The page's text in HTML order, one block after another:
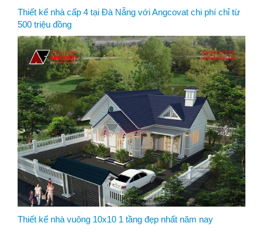
Thiết kế nhà cấp 4 tại Đà Nẵng với Angcovat chi phí chỉ từ
500 triệu đồng
Thiết kế nhà vuông 10x10 1 tầng đẹp nhất năm nay